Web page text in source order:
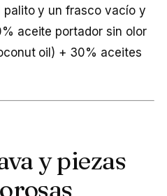
y un frasco vacío y
aceite portador sin olor
oil) + 30% aceites
y piezas